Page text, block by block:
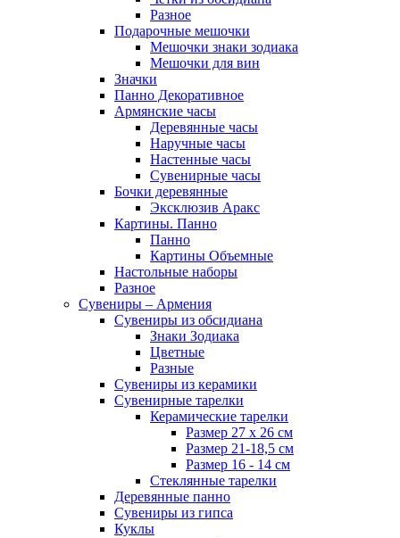
Разное
Подарочные мешочки
Мешочки знаки зодиака
Мешочки для вин
Значки
Панно Декоративное
Армянские часы
Деревянные часы
Наручные часы
Настенные часы
Сувенирные часы
Бочки деревянные
Эксклюзив Аракс
Картины. Панно
Панно
Картины Объемные
Настольные наборы
Разное
Сувениры – Армения
Сувениры из обсидиана
Знаки Зодиака
Цветные
Разные
Сувениры из керамики
Сувенирные тарелки
Керамические тарелки
Размер 27 х 26 см
Размер 21-18,5 см
Размер 16 - 14 см
Стеклянные тарелки
Деревянные панно
Сувениры из гипса
Куклы